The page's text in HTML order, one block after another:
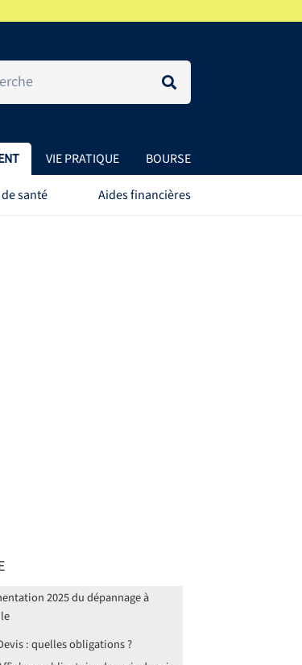
VIE PRATIQUE BOURSE
santé Aides financières
2025 du dépannage à
: quelles obligations ?